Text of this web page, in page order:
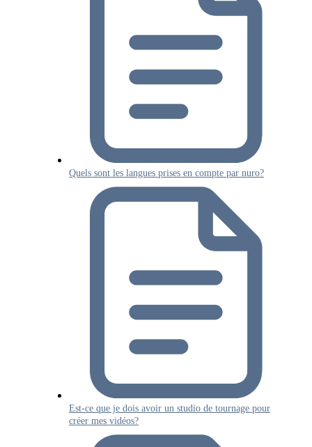
Quels sont les langues prises en compte par nuro?
Est-ce que je dois avoir un studio de tournage pour
créer mes vidéos?